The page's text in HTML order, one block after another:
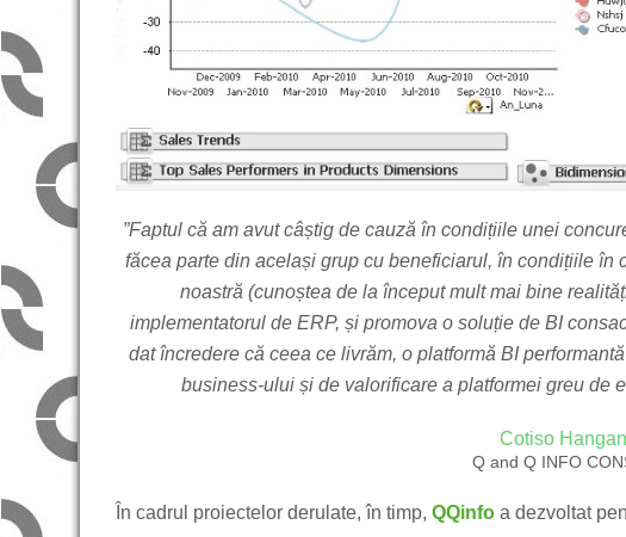
”Faptul că am avut câștig de cauză în condițiile unei
făcea parte din același grup cu beneficiarul, în condițiile în
noastră (cunoștea de la început mult mai bine
implementatorul de ERP, și promova o soluție de BI
dat încredere că ceea ce livrăm, o platformă BI
business-ului și de valorificare a platformei greu de
Cotiso
Q and Q INFO
În cadrul proiectelor derulate, în timp, QQinfo a dezvoltat